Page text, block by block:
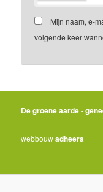
Mijn naam, e-
volgende keer
De groene aarde -
webbouwadheera